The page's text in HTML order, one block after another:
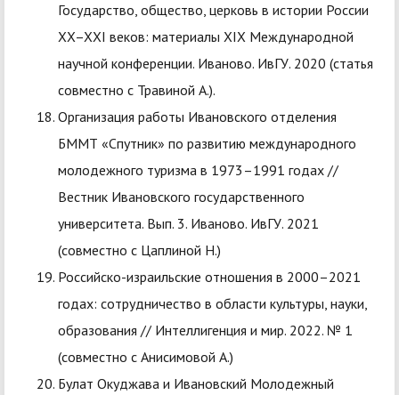
Государство, общество, церковь в истории России
XX–XXI веков: материалы XIX Международной
научной конференции. Иваново. ИвГУ. 2020 (статья
совместно с Травиной А.).
Организация работы Ивановского отделения
БММТ «Спутник» по развитию международного
молодежного туризма в 1973–1991 годах //
Вестник Ивановского государственного
университета. Вып. 3. Иваново. ИвГУ. 2021
(совместно с Цаплиной Н.)
Российско-израильские отношения в 2000–2021
годах: сотрудничество в области культуры, науки,
образования // Интеллигенция и мир. 2022. № 1
(совместно с Анисимовой А.)
Булат Окуджава и Ивановский Молодежный